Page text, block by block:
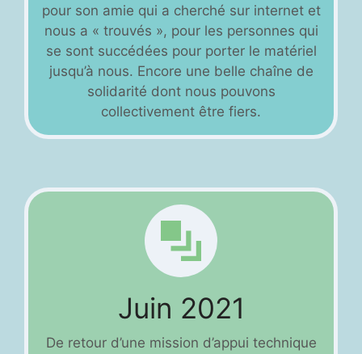
pour son amie qui a cherché sur internet et
nous a « trouvés », pour les personnes qui
se sont succédées pour porter le matériel
jusqu’à nous. Encore une belle chaîne de
solidarité dont nous pouvons
collectivement être fiers.
Juin 2021
De retour d’une mission d’appui technique